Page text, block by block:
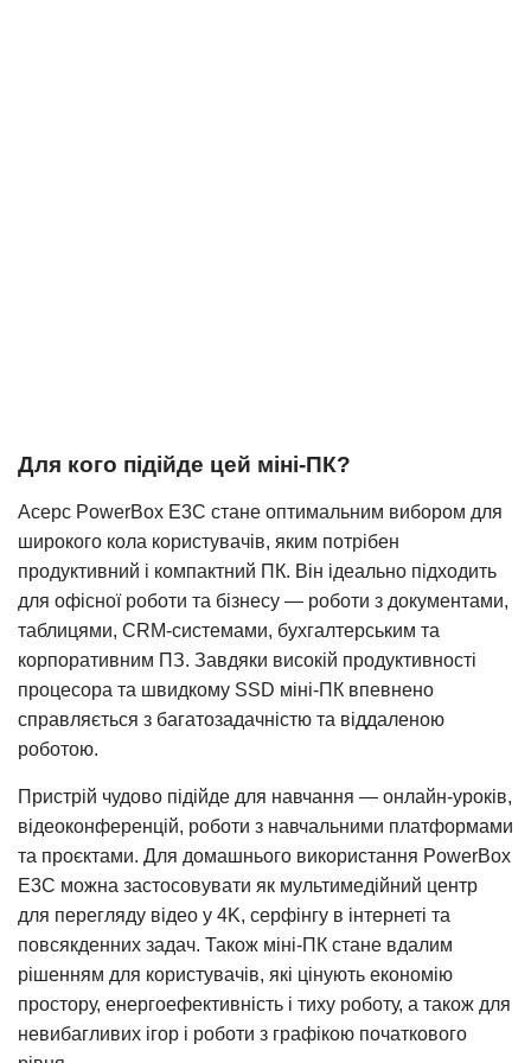
Для кого підійде цей міні-ПК?
Acepc PowerBox E3C стане оптимальним вибором для
широкого кола користувачів, яким потрібен
продуктивний і компактний ПК. Він ідеально підходить
для офісної роботи та бізнесу — роботи з документами,
таблицями, CRM-системами, бухгалтерським та
корпоративним ПЗ. Завдяки високій продуктивності
процесора та швидкому SSD міні-ПК впевнено
справляється з багатозадачністю та віддаленою
роботою.
Пристрій чудово підійде для навчання — онлайн-уроків,
відеоконференцій, роботи з навчальними платформами
та проєктами. Для домашнього використання PowerBox
E3C можна застосовувати як мультимедійний центр
для перегляду відео у 4K, серфінгу в інтернеті та
повсякденних задач. Також міні-ПК стане вдалим
рішенням для користувачів, які цінують економію
простору, енергоефективність і тиху роботу, а також для
невибагливих ігор і роботи з графікою початкового